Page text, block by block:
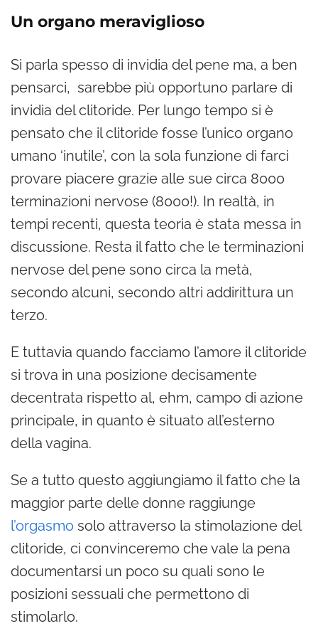
Un organo meraviglioso
Si parla spesso di invidia del pene ma, a ben
pensarci, sarebbe più opportuno parlare di
invidia del clitoride. Per lungo tempo si è
pensato che il clitoride fosse l’unico organo
umano ‘inutile’, con la sola funzione di farci
provare piacere grazie alle sue circa 8000
terminazioni nervose (8000!). In realtà, in
tempi recenti, questa teoria è stata messa in
discussione. Resta il fatto che le terminazioni
nervose del pene sono circa la metà,
secondo alcuni, secondo altri addirittura un
terzo.
E tuttavia quando facciamo l’amore il clitoride
si trova in una posizione decisamente
decentrata rispetto al, ehm, campo di azione
principale, in quanto è situato all’esterno
della vagina.
Se a tutto questo aggiungiamo il fatto che la
maggior parte delle donne raggiunge
l’orgasmo solo attraverso la stimolazione del
clitoride, ci convinceremo che vale la pena
documentarsi un poco su quali sono le
posizioni sessuali che permettono di
stimolarlo.